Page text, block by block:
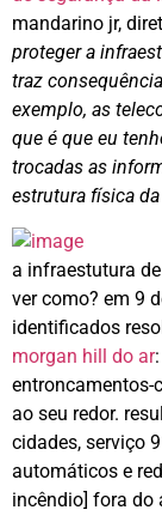
mandarino jr,
proteger a
traz
exemplo, as
que é que eu
trocadas as
estrutura física
a infraestutura
ver como? em 9
identificados
morgan hill do ar
entroncamentos-
ao seu redor.
cidades, serviço
automáticos e
incêndio] fora do